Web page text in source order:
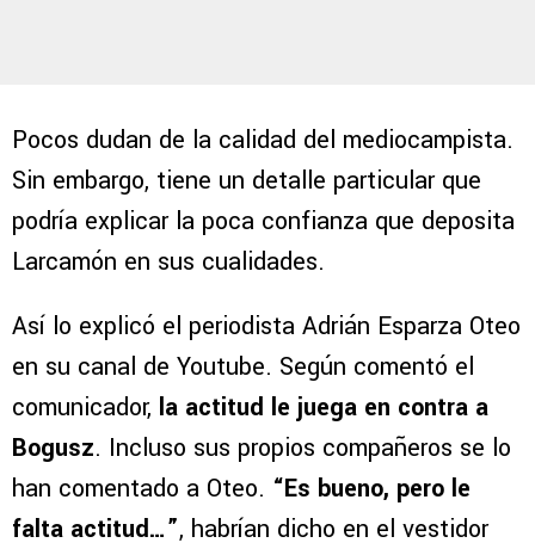
Pocos dudan de la calidad del mediocampista.
Sin embargo, tiene un detalle particular que
podría explicar la poca confianza que deposita
Larcamón en sus cualidades.
Así lo explicó el periodista Adrián Esparza Oteo
en su canal de Youtube. Según comentó el
comunicador, la actitud le juega en contra a
Bogusz. Incluso sus propios compañeros se lo
han comentado a Oteo. “Es bueno, pero le
falta actitud…”, habrían dicho en el vestidor